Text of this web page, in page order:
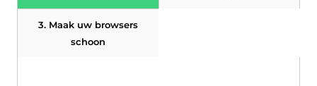
3. Maak uw browsers
schoon
Download
SpyHunter voor